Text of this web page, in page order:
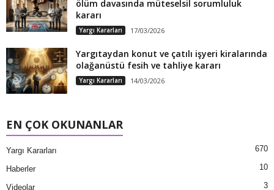
ölüm davasında müteselsil sorumluluk
kararı
Yargı Kararları 17/03/2026
Yargıtaydan konut ve çatılı işyeri kiralarında
olağanüstü fesih ve tahliye kararı
Yargı Kararları 14/03/2026
EN ÇOK OKUNANLAR
Yargı Kararları 670
Haberler 10
Videolar 3